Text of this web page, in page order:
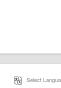
Select